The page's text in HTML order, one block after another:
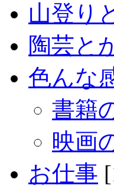
山登り
陶芸と
色んな
書籍
映画
お仕事